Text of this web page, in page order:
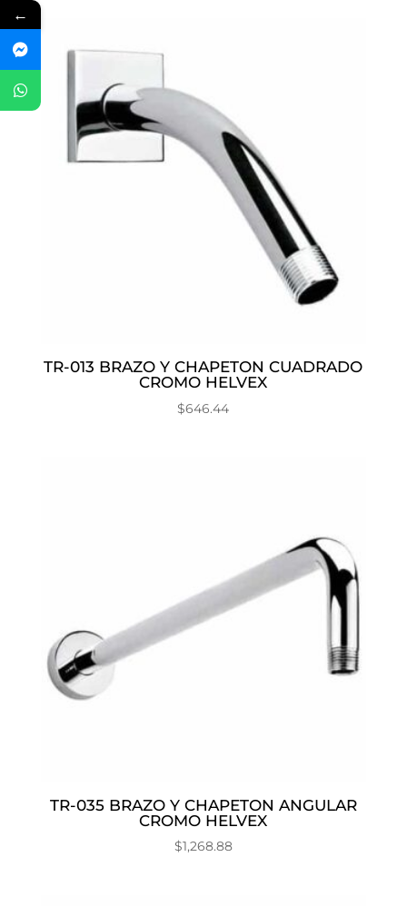
TR-013 BRAZO Y CHAPETON CUADRADO
CROMO HELVEX
$646.44
TR-035 BRAZO Y CHAPETON ANGULAR
CROMO HELVEX
$1,268.88
←